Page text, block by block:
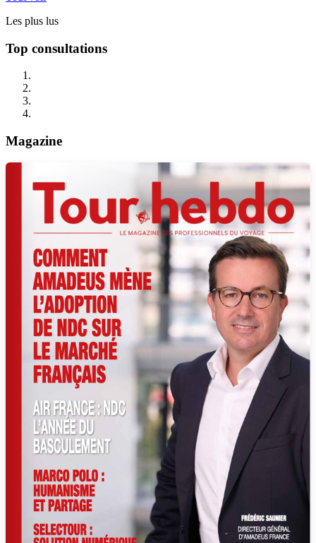
Les plus lus
Top consultations
Magazine